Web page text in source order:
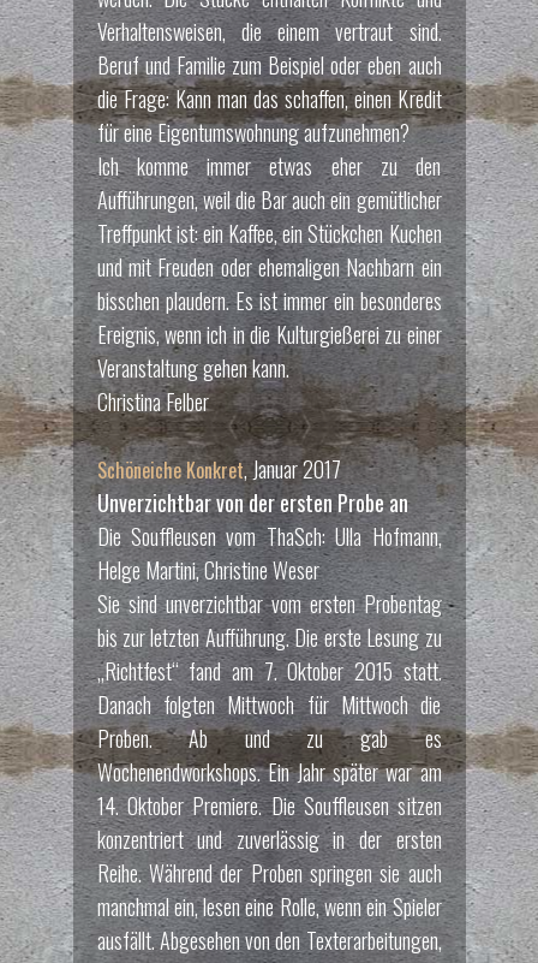
Verhaltensweisen, die einem vertraut sind.
Beruf und Familie zum Beispiel oder eben auch
die Frage: Kann man das schaffen, einen Kredit
für eine Eigentumswohnung aufzunehmen?
Ich komme immer etwas eher zu den
Aufführungen, weil die Bar auch ein gemütlicher
Treffpunkt ist: ein Kaffee, ein Stückchen Kuchen
und mit Freuden oder ehemaligen Nachbarn ein
bisschen plaudern. Es ist immer ein besonderes
Ereignis, wenn ich in die Kulturgießerei zu einer
Veranstaltung gehen kann.
Christina Felber
Schöneiche Konkret, Januar 2017
Unverzichtbar von der ersten Probe an
Die Souffleusen vom ThaSch: Ulla Hofmann,
Helge Martini, Christine Weser
Sie sind unverzichtbar vom ersten Probentag
bis zur letzten Aufführung. Die erste Lesung zu
„Richtfest“ fand am 7. Oktober 2015 statt.
Danach folgten Mittwoch für Mittwoch die
Proben. Ab und zu gab es
Wochenendworkshops. Ein Jahr später war am
14. Oktober Premiere. Die Souffleusen sitzen
konzentriert und zuverlässig in der ersten
Reihe. Während der Proben springen sie auch
manchmal ein, lesen eine Rolle, wenn ein Spieler
ausfällt. Abgesehen von den Texterarbeitungen,